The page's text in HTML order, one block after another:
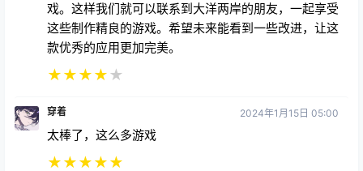
戏。这样我们就可以联系到大洋两岸的朋友，一起享受
这些制作精良的游戏。希望未来能看到一些改进，让这
款优秀的应用更加完美。
★★★★★
穿着 2024年1月15日 05:00
太棒了，这么多游戏
★★★★★